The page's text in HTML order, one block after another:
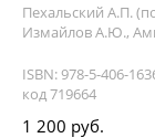
Пехальский А.П.
Измайлов А.Ю.,
ISBN: 978-5-406-
код 719664
1 200 руб.